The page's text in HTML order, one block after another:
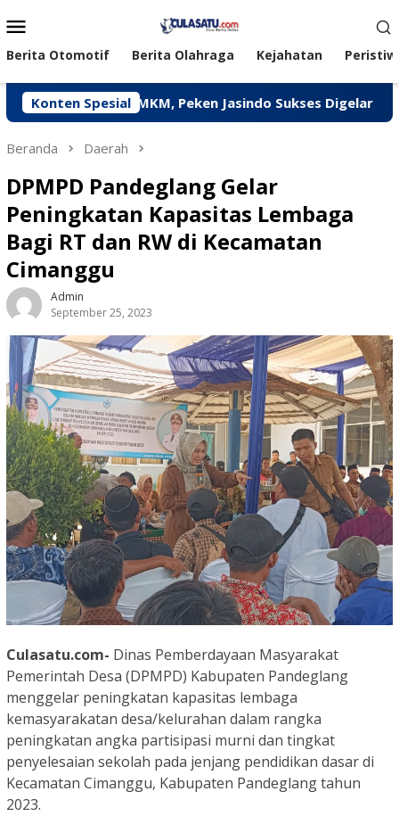
ke
kontenMobile
Berita Otomotif Berita Olahraga Kejahatan
Konten Spesial
UMKM, Peken Jasindo Sukses Digelar di
Beranda Daerah
DPMPD Pandeglang Gelar
Peningkatan Kapasitas Lembaga
Bagi RT dan RW di Kecamatan
Cimanggu
Admin
September 25, 2023
Culasatu.com- Dinas Pemberdayaan Masyarakat
Pemerintah Desa (DPMPD) Kabupaten Pandeglang
menggelar peningkatan kapasitas lembaga
kemasyarakatan desa/kelurahan dalam rangka
peningkatan angka partisipasi murni dan tingkat
penyelesaian sekolah pada jenjang pendidikan dasar di
Kecamatan Cimanggu, Kabupaten Pandeglang tahun
2023.